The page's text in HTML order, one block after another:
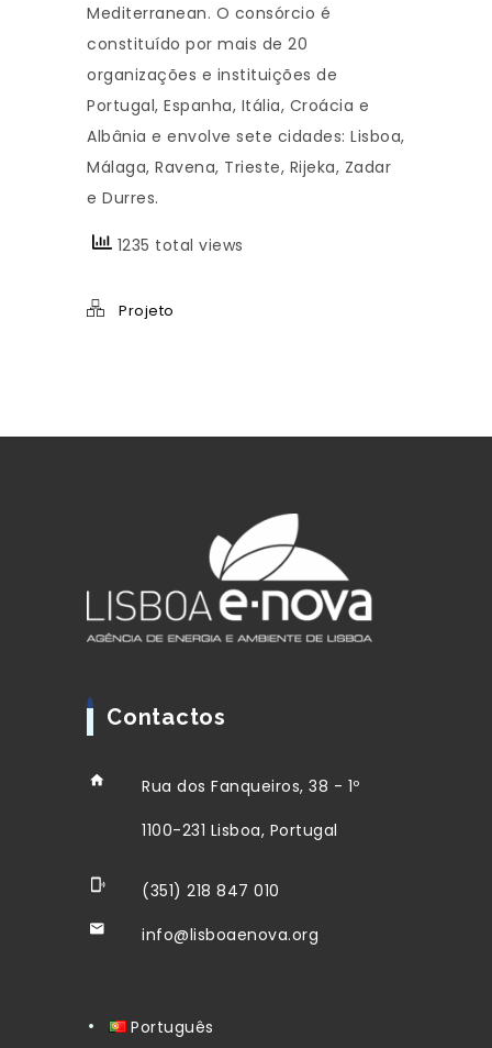
Mediterranean. O consórcio é
constituído por mais de 20
organizações e instituições de
Portugal, Espanha, Itália, Croácia e
Albânia e envolve sete cidades: Lisboa,
Málaga, Ravena, Trieste, Rijeka, Zadar
e Durres.
1235 total views
Projeto
Contactos
Rua dos Fanqueiros, 38 - 1º
1100-231 Lisboa, Portugal
(351) 218 847 010
info@lisboaenova.org
Português